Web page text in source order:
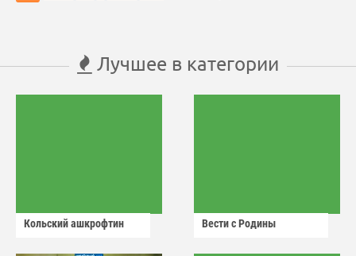
Лучшее в категории
Кольский ашкрофтин Вести с Родины